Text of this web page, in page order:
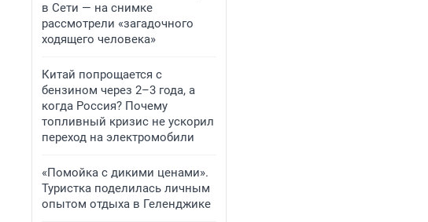
в Сети — на снимке
рассмотрели «загадочного
ходящего человека»
Китай попрощается с
бензином через 2–3 года, а
когда Россия? Почему
топливный кризис не ускорил
переход на электромобили
«Помойка с дикими ценами».
Туристка поделилась личным
опытом отдыха в Геленджике